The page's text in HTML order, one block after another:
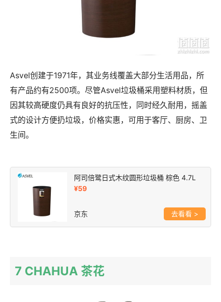
Asvel创建于1971年，其业务线覆盖大部分生活用品，所
有产品约有2500项。尽管Asvel垃圾桶采用塑料材质，但
因其较高硬度仍具有良好的抗压性，同时经久耐用，摇盖
式的设计方便扔垃圾，价格实惠，可用于客厅、厨房、卫
生间。
阿司倍鹭日式木纹圆形垃圾桶 棕色 4.7L
¥59
京东 >
7 CHAHUA 茶花